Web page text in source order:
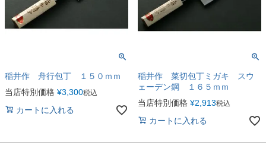
稲井作 舟行包丁 １５０ｍｍ
当店特別価格 ¥3,300税込
カートに入れる
稲井作 菜切包丁ミガキ スウ
ェーデン鋼 １６５ｍｍ
当店特別価格 ¥2,913税込
カートに入れる